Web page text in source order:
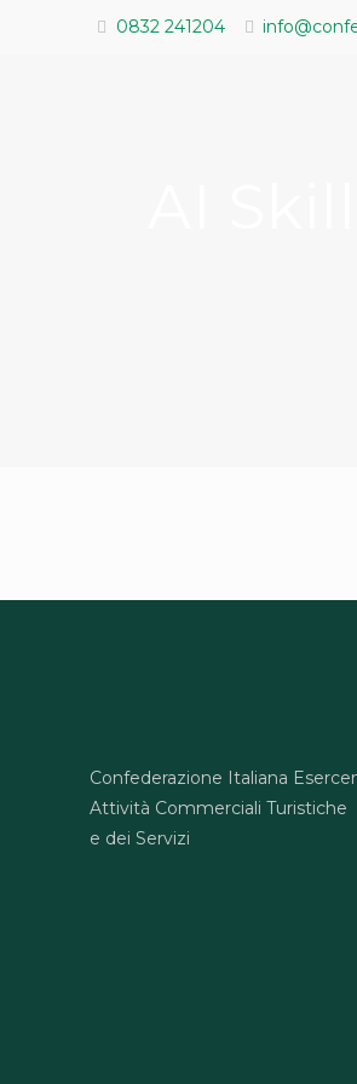
0832 241204
Confederazione Italiana
Attività Commerciali Turistiche
e dei Servizi